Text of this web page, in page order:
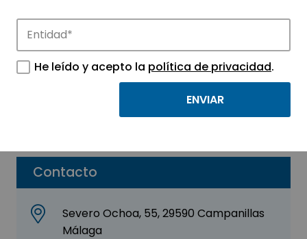
Contacto
Severo Ochoa, 55, 29590 Campanillas
Málaga
ERICSSON
INFORMACIÓN, INFORMÁTICA Y
He leído y acepto la política de privacidad.